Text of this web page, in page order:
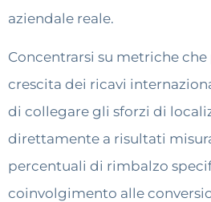
aziendale reale.
Concentrarsi su metriche
crescita dei ricavi
di collegare gli sforzi di
direttamente a risultati
percentuali di rimbalzo
coinvolgimento alle